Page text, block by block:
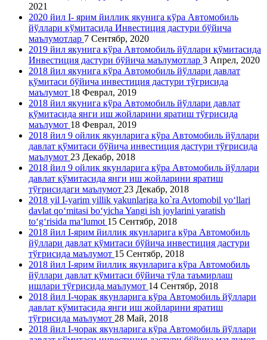
2021
2020 йил I- ярим йиллик якунига кўра Автомобиль
йўллари кўмитасида Инвестиция дастури бўйича
маълумотлар 7 Сентябр, 2020
2019 йил якунига кўра Автомобиль йўллари қўмитасида
Инвестиция дастури бўйича маълумотлар 3 Апрел, 2020
2018 йил якунига кўра Автомобиль йўллари давлат
қўмитаси бўйича инвестиция дастури тўғрисида
маълумот 18 Феврал, 2019
2018 йил якунига кўра Автомобиль йўллари давлат
қўмитасида янги иш жойларини яратиш тўғрисида
маълумот 18 Феврал, 2019
2018 йил 9 ойлик якунларига кўра Автомобиль йўллари
давлат қўмитаси бўйича инвестиция дастури тўғрисида
маълумот 23 Декабр, 2018
2018 йил 9 ойлик якунларига кўра Автомобиль йўллари
давлат қўмитасида янги иш жойларини яратиш
тўғрисидаги маълумот 23 Декабр, 2018
2018 yil I-yarim yillik yakunlariga ko`ra Avtomobil yo‘llari
davlat qo‘mitasi bo‘yicha Yangi ish joylarini yaratish
to‘g‘risida ma‘lumot 15 Сентябр, 2018
2018 йил I-ярим йиллик якунларига кўра Автомобиль
йўллари давлат қўмитаси бўйича инвестиция дастури
тўғрисида маълумот 15 Сентябр, 2018
2018 йил I-ярим йиллик якунларига кўра Автомобиль
йўллари давлат қўмитаси бўйича тўла таъмирлаш
ишлари тўғрисида маълумот 14 Сентябр, 2018
2018 йил I-чорак якунларига кўра Автомобиль йўллари
давлат қўмитасида янги иш жойларини яратиш
тўғрисида маълумот 28 Май, 2018
2018 йил I-чорак якунларига кўра Автомобиль йўллари